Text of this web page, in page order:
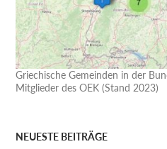
Griechische Gemeinden in der
Mitglieder des OEK (Stand 2023)
NEUESTE BEITRÄGE